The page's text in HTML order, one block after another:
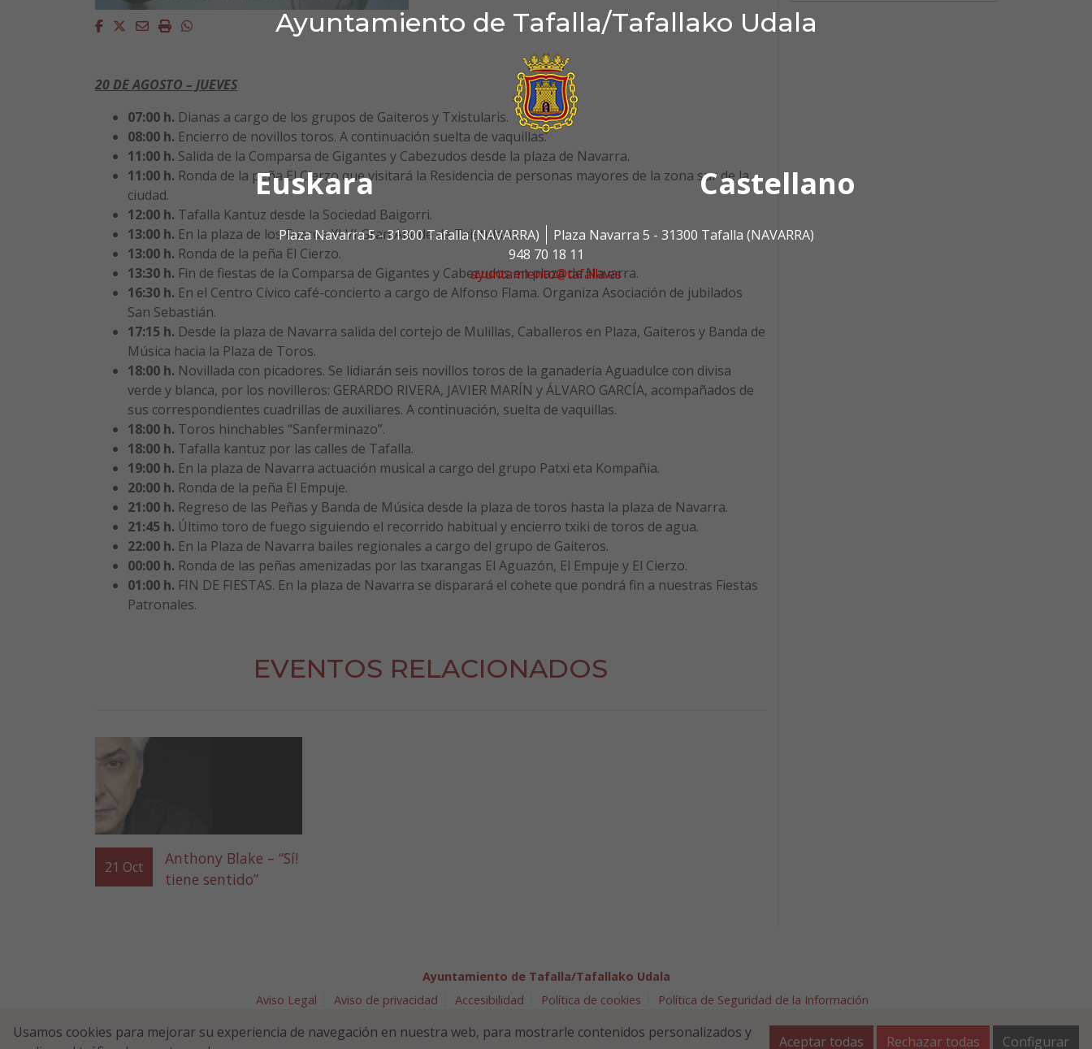
Ayuntamiento de Tafalla/Tafallako Udala
Euskara Castellano
Plaza Navarra 5 - 31300 Tafalla (NAVARRA)
Plaza Navarra 5 - 31300 Tafalla (NAVARRA)
948 70 18 11
ayuntamiento@tafalla.es
Facebook
Twitter
EmailImprimirWhatsapp
20 DE AGOSTO – JUEVES
07:00 h. Dianas a cargo de los grupos de Gaiteros y Txistularis.
08:00 h. Encierro de novillos toros. A continuación suelta de vaquillas.
11:00 h. Salida de la Comparsa de Gigantes y Cabezudos desde la plaza de Navarra.
11:00 h. Ronda de la peña El Cierzo que visitará la Residencia de personas mayores de la zona sur de la
ciudad.
12:00 h. Tafalla Kantuz desde la Sociedad Baigorri.
13:00 h. En la plaza de los Fueros XLVI Gran Alarde de Txistularis.
13:00 h. Ronda de la peña El Cierzo.
13:30 h. Fin de fiestas de la Comparsa de Gigantes y Cabezudos en plaza de Navarra.
16:30 h. En el Centro Cívico café-concierto a cargo de Alfonso Flama. Organiza Asociación de jubilados
San Sebastián.
17:15 h. Desde la plaza de Navarra salida del cortejo de Mulillas, Caballeros en Plaza, Gaiteros y Banda de
Música hacia la Plaza de Toros.
18:00 h. Novillada con picadores. Se lidiarán seis novillos toros de la ganadería Aguadulce con divisa
verde y blanca, por los novilleros: GERARDO RIVERA, JAVIER MARÍN y ÁLVARO GARCÍA, acompañados de
sus correspondientes cuadrillas de auxiliares. A continuación, suelta de vaquillas.
18:00 h. Toros hinchables “Sanferminazo”.
18:00 h. Tafalla kantuz por las calles de Tafalla.
19:00 h. En la plaza de Navarra actuación musical a cargo del grupo Patxi eta Kompañia.
20:00 h. Ronda de la peña El Empuje.
21:00 h. Regreso de las Peñas y Banda de Música desde la plaza de toros hasta la plaza de Navarra.
21:45 h. Último toro de fuego siguiendo el recorrido habitual y encierro txiki de toros de agua.
22:00 h. En la Plaza de Navarra bailes regionales a cargo del grupo de Gaiteros.
00:00 h. Ronda de las peñas amenizadas por las txarangas El Aguazón, El Empuje y El Cierzo.
01:00 h. FIN DE FIESTAS. En la plaza de Navarra se disparará el cohete que pondrá fin a nuestras Fiestas
Patronales.
EVENTOS RELACIONADOS
21 Oct
Anthony Blake – “Sí!
tiene sentido”
Ayuntamiento de Tafalla/Tafallako Udala
Aviso Legal
Aviso de privacidad Accesibilidad Política de cookies
Política de Seguridad de la Información
ayuntamiento@tafalla.es
Usamos cookies para mejorar su experiencia de navegación en nuestra web, para mostrarle contenidos personalizados y
Aceptar todas Rechazar todas Configurar